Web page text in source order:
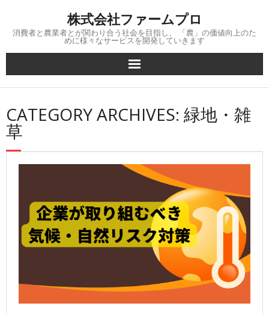
content
株式会社ファームプロ
消費者と農業者とが関わり合う社会を目指し、 「農」の価値向上のた
めに様々なサービスを開発していきます
CATEGORY ARCHIVES: 緑地・雑
草